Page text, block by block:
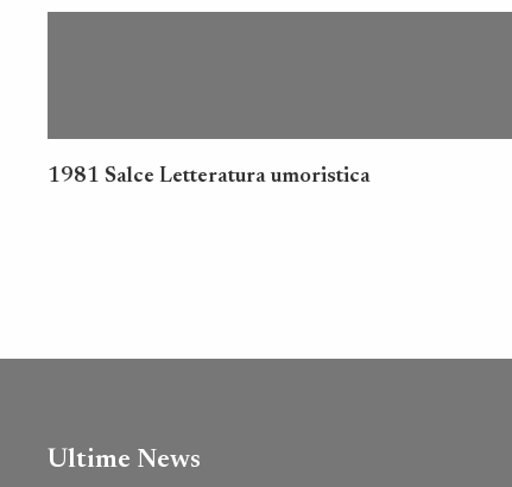
1981 Salce Letteratura umoristica
Ultime News